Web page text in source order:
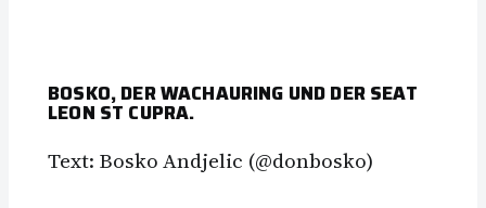
BOSKO, DER WACHAURING UND DER SEAT
LEON ST CUPRA.
Text: Bosko Andjelic (@donbosko)